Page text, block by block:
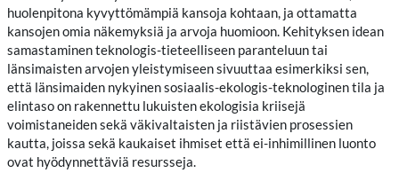
huolenpitona kyvyttömämpiä kansoja kohtaan, ja ottamatta
kansojen omia näkemyksiä ja arvoja huomioon. Kehityksen idean
samastaminen teknologis-tieteelliseen paranteluun tai
länsimaisten arvojen yleistymiseen sivuuttaa esimerkiksi sen,
että länsimaiden nykyinen sosiaalis-ekologis-teknologinen tila ja
elintaso on rakennettu lukuisten ekologisia kriisejä
voimistaneiden sekä väkivaltaisten ja riistävien prosessien
kautta, joissa sekä kaukaiset ihmiset että ei-inhimillinen luonto
ovat hyödynnettäviä resursseja.